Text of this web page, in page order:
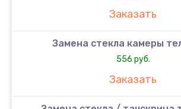
Заказать
Замена стекла камеры
556 руб.
Заказать